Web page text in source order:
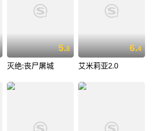
5.8
灭绝:丧尸屠城
6.4
艾米莉亚2.0